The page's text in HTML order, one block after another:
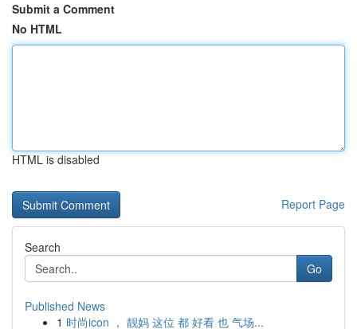
Submit a Comment
No HTML
HTML is disabled
Report Page
Search
Go
Published News
1 时尚icon ， 靓妈 这位 都 好看 也 气场...